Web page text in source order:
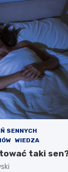
SENNYCH
WIEDZA
taki